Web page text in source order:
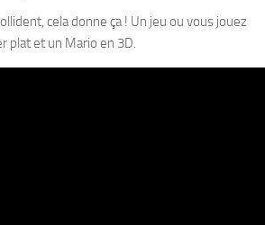
cela donne ça ! Un jeu ou vous jouez
plat et un Mario en 3D.